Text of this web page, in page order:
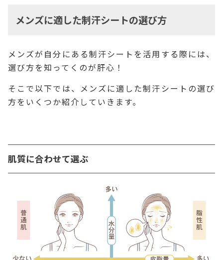
メンズに適した制汗シートの選び方
メンズが自分にある制汗シートを活用する際には、
選び方を知ってくのが肝心！
そこで以下では、メンズに適した制汗シートの選び
方をいくつか紹介していきます。
肌質に合わせて選ぶ